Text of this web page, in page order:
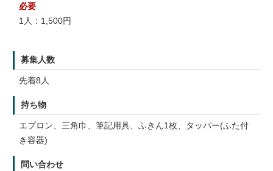
必要
1人：1,500円
募集人数
先着8人
持ち物
エプロン、三角巾、筆記用具、ふきん1枚、タッパー(ふた付
き容器)
問い合わせ